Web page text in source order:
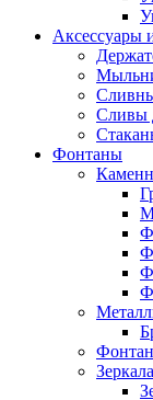
Аксессуары
Сливы
Фонтаны